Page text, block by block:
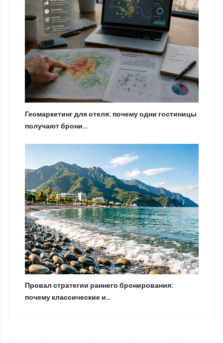
Геомаркетинг для отеля: почему одни гостиницы
получают брони…
Провал стратегии раннего бронирования:
почему классические и…